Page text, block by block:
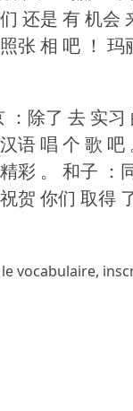
还是 有 机会
张 相 吧 ！ 玛
：除了 去 实习
语 唱 个 歌 吧
彩 。
和子 ：
贺 你们 取得
vocabulaire,